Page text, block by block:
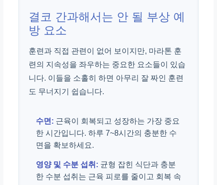
결코 간과해서는 안 될 부상 예
방 요소
훈련과 직접 관련이 없어 보이지만, 마라톤 훈
련의 지속성을 좌우하는 중요한 요소들이 있습
니다. 이들을 소홀히 하면 아무리 잘 짜인 훈련
도 무너지기 쉽습니다.
수면: 근육이 회복되고 성장하는 가장 중요
한 시간입니다. 하루 7~8시간의 충분한 수
면을 확보하세요.
영양 및 수분 섭취: 균형 잡힌 식단과 충분
한 수분 섭취는 근육 피로를 줄이고 회복 속